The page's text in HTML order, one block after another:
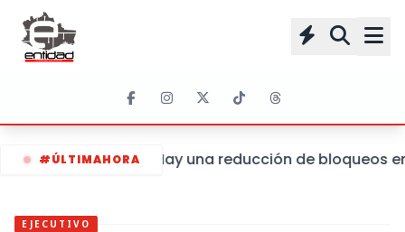
#ÚLTIMAHORA Hay una reducción de bloqueos
EJECUTIVO